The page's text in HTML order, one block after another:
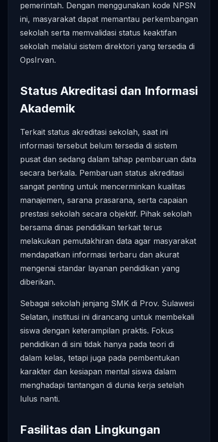
pemerintah. Dengan menggunakan kode NPSN
ini, masyarakat dapat memantau perkembangan
sekolah serta memvalidasi status keaktifan
sekolah melalui sistem direktori yang tersedia di
OpsIrvan.
Status Akreditasi dan Informasi
Akademik
Terkait status akreditasi sekolah, saat ini
informasi tersebut belum tersedia di sistem
pusat dan sedang dalam tahap pembaruan data
secara berkala. Pembaruan status akreditasi
sangat penting untuk mencerminkan kualitas
manajemen, sarana prasarana, serta capaian
prestasi sekolah secara objektif. Pihak sekolah
bersama dinas pendidikan terkait terus
melakukan pemutakhiran data agar masyarakat
mendapatkan informasi terbaru dan akurat
mengenai standar layanan pendidikan yang
diberikan.
Sebagai sekolah jenjang SMK di Prov. Sulawesi
Selatan, institusi ini dirancang untuk membekali
siswa dengan keterampilan praktis. Fokus
pendidikan di sini tidak hanya pada teori di
dalam kelas, tetapi juga pada pembentukan
karakter dan kesiapan mental siswa dalam
menghadapi tantangan di dunia kerja setelah
lulus nanti.
Fasilitas dan Lingkungan